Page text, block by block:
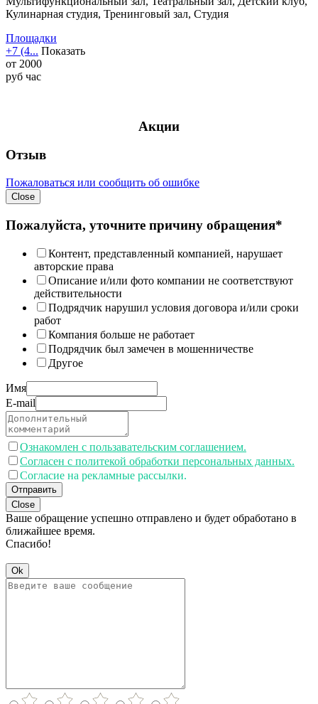
Кулинарная студия, Тренинговый зал, Студия
Площадки
+7 (4... Показать
от 2000
руб час
Акции
Отзыв
Пожаловаться или сообщить об ошибке
Close
Пожалуйста, уточните причину обращения*
Контент, представленный компанией, нарушает
авторские права
Описание и/или фото компании не соответствуют
действительности
Подрядчик нарушил условия договора и/или сроки
работ
Компания больше не работает
Подрядчик был замечен в мошенничестве
Другое
Имя
E-mail
Ознакомлен с пользавательским соглашением.
Согласен с политекой обработки персональных данных.
Согласие на рекламные рассылки.
Отправить
Close
Ваше обращение успешно отправлено и будет обработано в
ближайшее время.
Спасибо!
Ok